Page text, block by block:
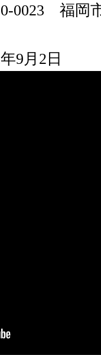
福岡市
2日